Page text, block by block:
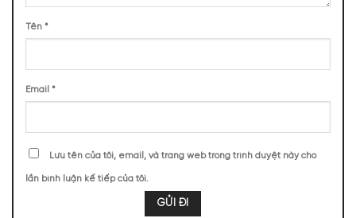
Set Yves Saint Laurent Black Opium EDP – Món quà
Tên *
Email *
Lưu tên của tôi, email, và trang web trong trình duyệt này cho
lần bình luận kế tiếp của tôi.